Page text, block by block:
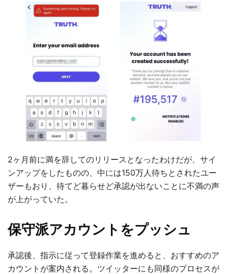
2ヶ月前に満を辞してのリリースとなったわけだが、サイ
ンアップをしたものの、中には150万人待ちとされたユー
ザーもおり、待てど暮らせど承認が出ないことに不満の声
が上がっていた。
保守派アカウントをプッシュ
承認後、指示に従って登録作業を進めると、おすすめのア
カウントが案内される。ツイッターにも同様のプロセスが